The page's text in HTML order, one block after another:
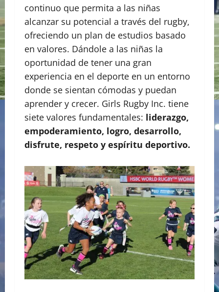
continuo que permita a las niñas
alcanzar su potencial a través del rugby,
ofreciendo un plan de estudios basado
en valores. Dándole a las niñas la
oportunidad de tener una gran
experiencia en el deporte en un entorno
donde se sientan cómodas y puedan
aprender y crecer. Girls Rugby Inc. tiene
siete valores fundamentales: liderazgo,
empoderamiento, logro, desarrollo,
disfrute, respeto y espíritu deportivo.